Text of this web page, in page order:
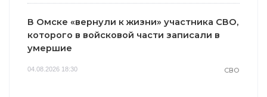
В Омске «вернули к жизни» участника СВО,
которого в войсковой части записали в
умершие
04.08.2026 18:30 СВО